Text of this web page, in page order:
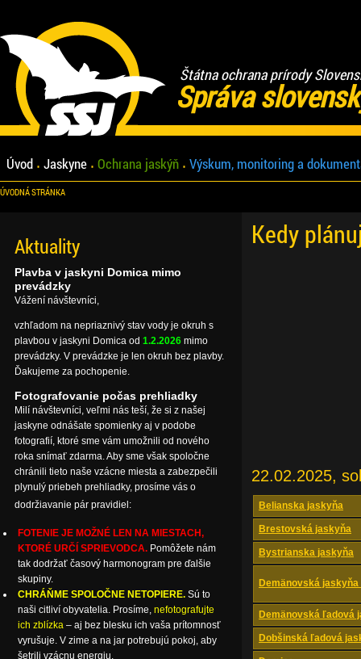
Štátna ochrana prírody
Správa
Úvod Jaskyne Ochrana jaskýň Výskum, monitoring a
ÚVODNÁ STRÁNKA
Kedy
22.02.2025,
Belianska jaskyňa
Brestovská jaskyňa
Bystrianska jaskyňa
Demänovská
Demänovská ľadová
Dobšinská ľadová
Aktuality
Plavba v jaskyni Domica mimo
prevádzky
Vážení návštevníci,
vzhľadom na nepriaznivý stav vody je okruh s
plavbou v jaskyni Domica od 1.2.2026 mimo
prevádzky. V prevádzke je len okruh bez plavby.
Ďakujeme za pochopenie.
Fotografovanie počas prehliadky
Milí návštevníci, veľmi nás teší, že si z našej
jaskyne odnášate spomienky aj v podobe
fotografií, ktoré sme vám umožnili od nového
roka snímať zdarma. Aby sme však spoločne
chránili tieto naše vzácne miesta a zabezpečili
plynulý priebeh prehliadky, prosíme vás o
dodržiavanie pár pravidiel:
FOTENIE JE MOŽNÉ LEN NA MIESTACH,
KTORÉ URČÍ SPRIEVODCA. Pomôžete nám
tak dodržať časový harmonogram pre ďalšie
skupiny.
CHRÁŇME SPOLOČNE NETOPIERE. Sú to
naši citliví obyvatelia. Prosíme, nefotografujte
ich zblízka – aj bez blesku ich vaša prítomnosť
vyrušuje. V zime a na jar potrebujú pokoj, aby
šetrili vzácnu energiu.